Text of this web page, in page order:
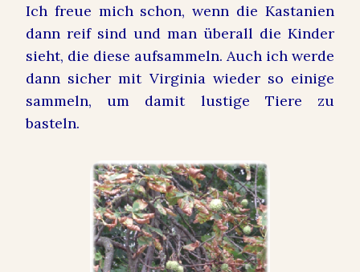
Ich freue mich schon, wenn die Kastanien
dann reif sind und man überall die Kinder
sieht, die diese aufsammeln. Auch ich werde
dann sicher mit Virginia wieder so einige
sammeln, um damit lustige Tiere zu
basteln.